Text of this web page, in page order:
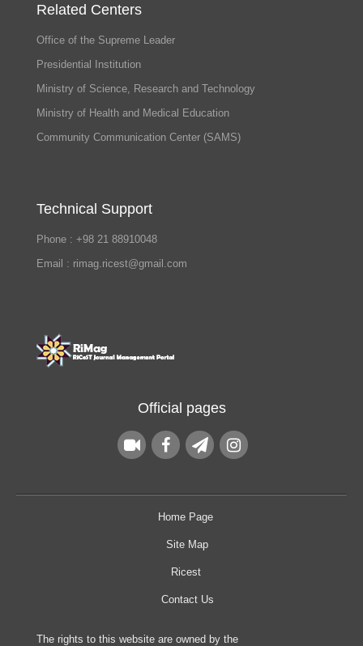
Related Centers
Office of the Supreme Leader
Presidential Institution
Ministry of Science, Research and Technology
Ministry of Health and Medical Education
Community Communication Center (SAMS)
Technical Support
Phone : +98 21 88910048
Email : rimag.ricest@gmail.com
Official pages
Home Page
Site Map
Ricest
Contact Us
The rights to this website are owned by the